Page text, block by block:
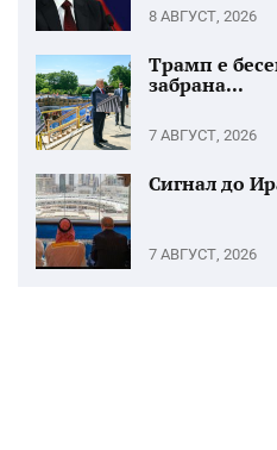
8 АВГУСТ, 2026
Трамп е
забрана...
7 АВГУСТ, 2026
Сигнал до
7 АВГУСТ, 2026